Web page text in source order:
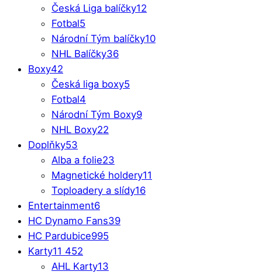
Česká Liga balíčky12
Fotbal5
Národní Tým balíčky10
NHL Balíčky36
Boxy42
Česká liga boxy5
Fotbal4
Národní Tým Boxy9
NHL Boxy22
Doplňky53
Alba a folie23
Magnetické holdery11
Toploadery a slídy16
Entertainment6
HC Dynamo Fans39
HC Pardubice995
Karty11 452
AHL Karty13